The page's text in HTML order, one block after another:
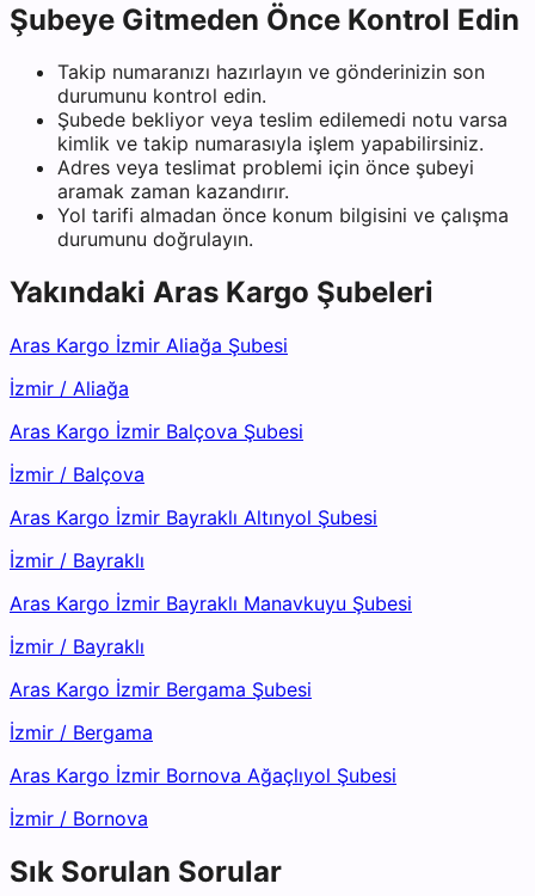
Şubeye Gitmeden Önce Kontrol Edin
Takip numaranızı hazırlayın ve gönderinizin son
durumunu kontrol edin.
Şubede bekliyor veya teslim edilemedi notu varsa
kimlik ve takip numarasıyla işlem yapabilirsiniz.
Adres veya teslimat problemi için önce şubeyi
aramak zaman kazandırır.
Yol tarifi almadan önce konum bilgisini ve çalışma
durumunu doğrulayın.
Yakındaki Aras Kargo Şubeleri
Aras Kargo İzmir Aliağa Şubesi
İzmir / Aliağa
Aras Kargo İzmir Balçova Şubesi
İzmir / Balçova
Aras Kargo İzmir Bayraklı Altınyol Şubesi
İzmir / Bayraklı
Aras Kargo İzmir Bayraklı Manavkuyu Şubesi
İzmir / Bayraklı
Aras Kargo İzmir Bergama Şubesi
İzmir / Bergama
Aras Kargo İzmir Bornova Ağaçlıyol Şubesi
İzmir / Bornova
Sık Sorulan Sorular